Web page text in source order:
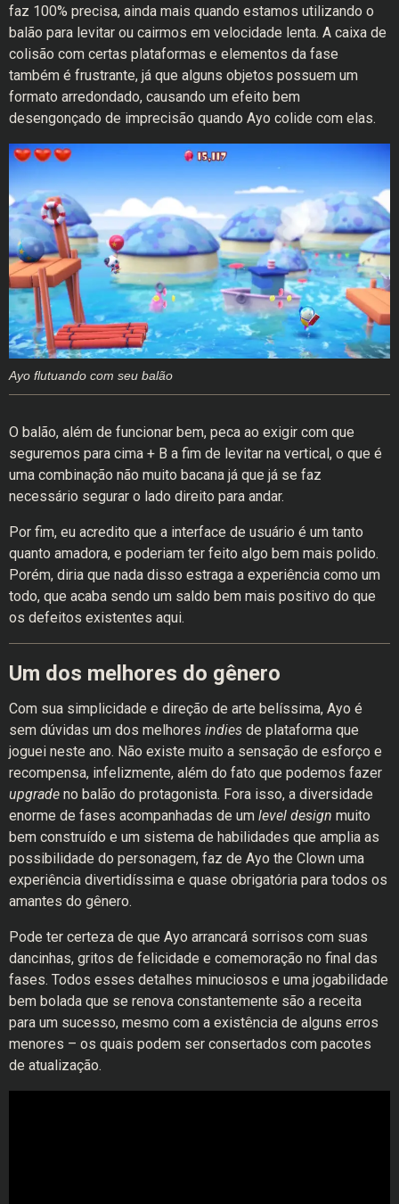
faz 100% precisa, ainda mais quando estamos utilizando o
balão para levitar ou cairmos em velocidade lenta. A caixa de
colisão com certas plataformas e elementos da fase
também é frustrante, já que alguns objetos possuem um
formato arredondado, causando um efeito bem
desengonçado de imprecisão quando Ayo colide com elas.
Ayo flutuando com seu balão
O balão, além de funcionar bem, peca ao exigir com que
seguremos para cima + B a fim de levitar na vertical, o que é
uma combinação não muito bacana já que já se faz
necessário segurar o lado direito para andar.
Por fim, eu acredito que a interface de usuário é um tanto
quanto amadora, e poderiam ter feito algo bem mais polido.
Porém, diria que nada disso estraga a experiência como um
todo, que acaba sendo um saldo bem mais positivo do que
os defeitos existentes aqui.
Um dos melhores do gênero
Com sua simplicidade e direção de arte belíssima, Ayo é
sem dúvidas um dos melhores indies de plataforma que
joguei neste ano. Não existe muito a sensação de esforço e
recompensa, infelizmente, além do fato que podemos fazer
upgrade no balão do protagonista. Fora isso, a diversidade
enorme de fases acompanhadas de um level design muito
bem construído e um sistema de habilidades que amplia as
possibilidade do personagem, faz de Ayo the Clown uma
experiência divertidíssima e quase obrigatória para todos os
amantes do gênero.
Pode ter certeza de que Ayo arrancará sorrisos com suas
dancinhas, gritos de felicidade e comemoração no final das
fases. Todos esses detalhes minuciosos e uma jogabilidade
bem bolada que se renova constantemente são a receita
para um sucesso, mesmo com a existência de alguns erros
menores – os quais podem ser consertados com pacotes
de atualização.